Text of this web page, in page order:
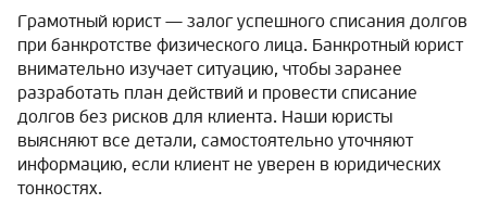
Грамотный юрист — залог успешного списания долгов
при банкротстве физического лица. Банкротный юрист
внимательно изучает ситуацию, чтобы заранее
разработать план действий и провести списание
долгов без рисков для клиента. Наши юристы
выясняют все детали, самостоятельно уточняют
информацию, если клиент не уверен в юридических
тонкостях.